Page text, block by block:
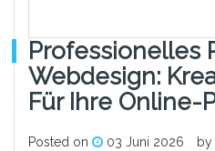
Professionelles
Webdesign:
Für Ihre Online-
Posted on 03 Juni 2026
by